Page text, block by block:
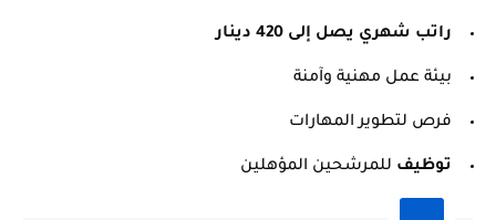
راتب شهري يصل إلى 420 دينار
بيئة عمل مهنية وآمنة
فرص لتطوير المهارات
توظيف للمرشحين المؤهلين